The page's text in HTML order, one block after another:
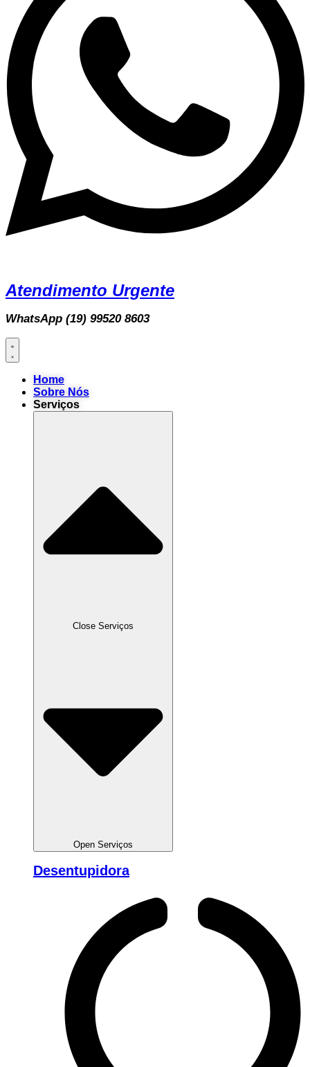
Atendimento Urgente
WhatsApp (19) 99520 8603
Home
Sobre Nós
Serviços
Close Serviços
Open Serviços
Desentupidora